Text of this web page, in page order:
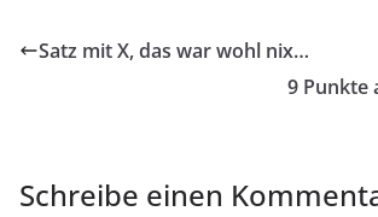
Satz mit X, das war wohl nix…
9 Punkte
Schreibe einen